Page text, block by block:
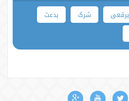
برقعی شرک
بدعت